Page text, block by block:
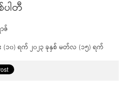
ပါတီ
ဇ်
(၁၀) ရက် ၂၀၂၃ ခုနှစ် မတ်လ (၁၅) ရက်